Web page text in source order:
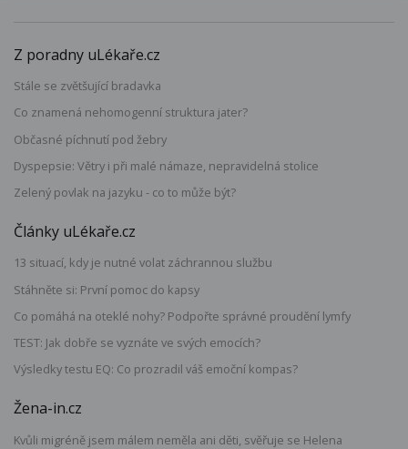
Z poradny uLékaře.cz
Stále se zvětšující bradavka
Co znamená nehomogenní struktura jater?
Občasné píchnutí pod žebry
Dyspepsie: Větry i při malé námaze, nepravidelná stolice
Zelený povlak na jazyku - co to může být?
Články uLékaře.cz
13 situací, kdy je nutné volat záchrannou službu
Stáhněte si: První pomoc do kapsy
Co pomáhá na oteklé nohy? Podpořte správné proudění lymfy
TEST: Jak dobře se vyznáte ve svých emocích?
Výsledky testu EQ: Co prozradil váš emoční kompas?
Žena-in.cz
Kvůli migréně jsem málem neměla ani děti, svěřuje se Helena